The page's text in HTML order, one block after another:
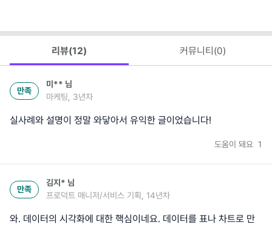
리뷰(12) 커뮤니티(0)
만족
미** 님
마케팅, 3년차
실사례와 설명이 정말 와닿아서 유익한 글이었습니다!
도움이 돼요 1
만족
김지* 님
프로덕트 매니저/서비스 기획, 14년차
와. 데이터의 시각화에 대한 핵심이네요. 데이터를 표나 차트로 만